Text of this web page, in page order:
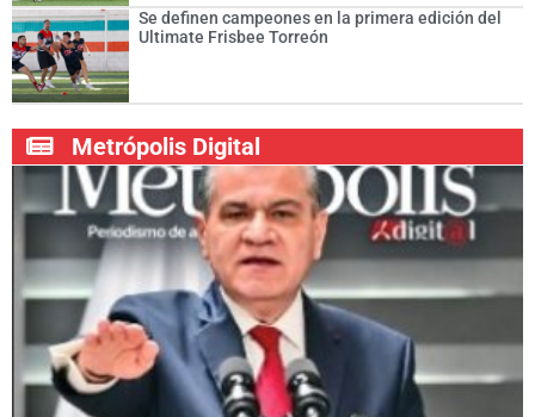
Se definen campeones en la primera edición del
Ultimate Frisbee Torreón
Metrópolis Digital